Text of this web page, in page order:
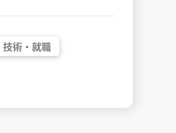
技術・ 就職